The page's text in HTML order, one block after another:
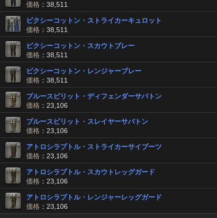
価格 ：38,511
ピクシーコットン・ストライカーキュロット
価格 ：38,511
ピクシーコットン・スカウトブレー
価格 ：38,511
ピクシーコットン・レンジャーブレー
価格 ：38,511
ブルースピリット・ディフェンダーサバトン
価格 ：23,106
ブルースピリット・スレイヤーサバトン
価格 ：23,106
アトロシラプトル・ストライカーサイブーツ
価格 ：23,106
アトロシラプトル・スカウトレッグガード
価格 ：23,106
アトロシラプトル・レンジャーレッグガード
価格 ：23,106